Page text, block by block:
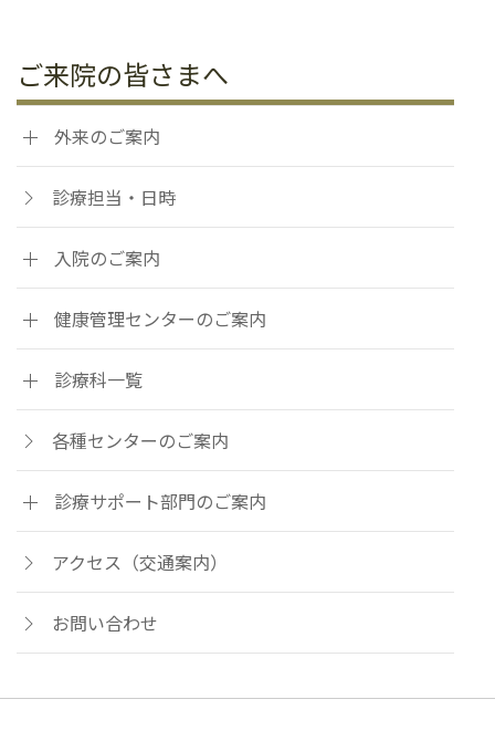
ご来院の皆さまへ
外来のご案内
診療担当・日時
入院のご案内
健康管理センターのご案内
診療科一覧
各種センターのご案内
診療サポート部門のご案内
アクセス（交通案内）
お問い合わせ